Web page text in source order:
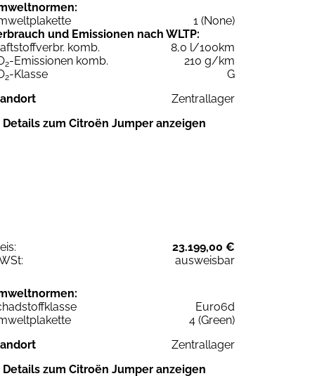
1 (None)
und Emissionen nach WLTP:
komb.
8,0 l/100km
2-Emissionen komb.
210 g/km
2-Klasse
G
Zentrallager
Details zum Citroën Jumper anzeigen
23.199,00 €
ausweisbar
Euro6d
4 (Green)
Zentrallager
Details zum Citroën Jumper anzeigen